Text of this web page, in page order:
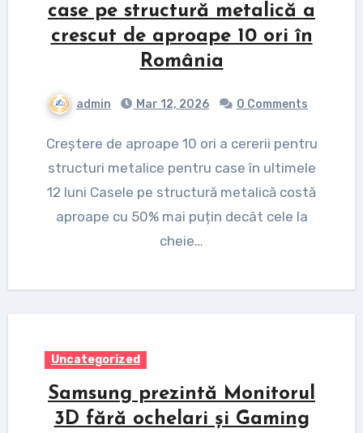
case pe structură metalică a
crescut de aproape 10 ori în
România
admin Mar 12, 2026 0 Comments
Creștere de aproape 10 ori a cererii pentru
structuri metalice pentru case în ultimele
12 luni Casele pe structură metalică costă
aproape cu 50% mai puțin decât cele la
cheie…
Uncategorized
Samsung prezintă Monitorul
3D fără ochelari și Gaming